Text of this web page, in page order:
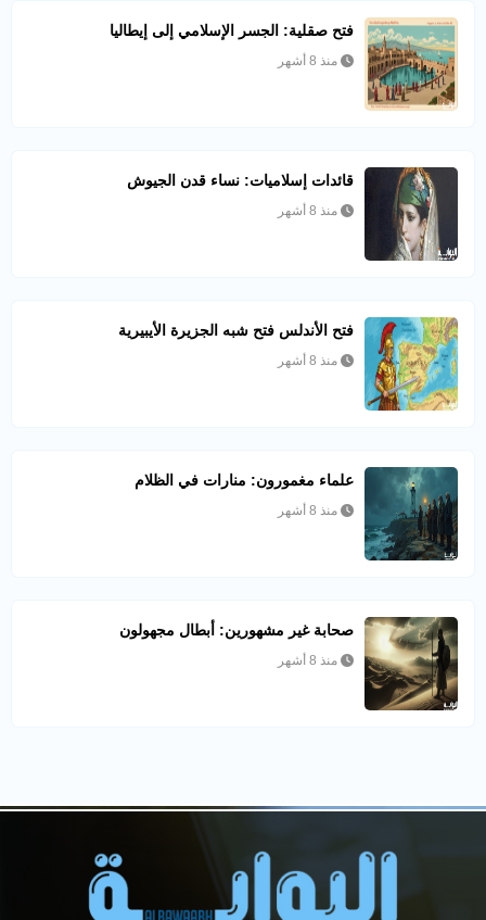
فتح صقلية: الجسر الإسلامي إلى إيطاليا
منذ 8 أشهر
قائدات إسلاميات: نساء قدن الجيوش
منذ 8 أشهر
فتح الأندلس فتح شبه الجزيرة الأيبيرية
منذ 8 أشهر
علماء مغمورون: منارات في الظلام
منذ 8 أشهر
صحابة غير مشهورين: أبطال مجهولون
منذ 8 أشهر